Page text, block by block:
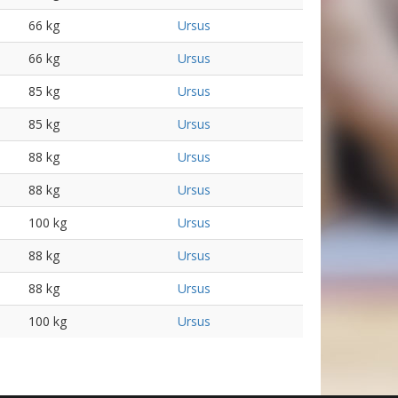
66 kg
Ursus
66 kg
Ursus
85 kg
Ursus
85 kg
Ursus
88 kg
Ursus
88 kg
Ursus
100 kg
Ursus
88 kg
Ursus
88 kg
Ursus
100 kg Ursus